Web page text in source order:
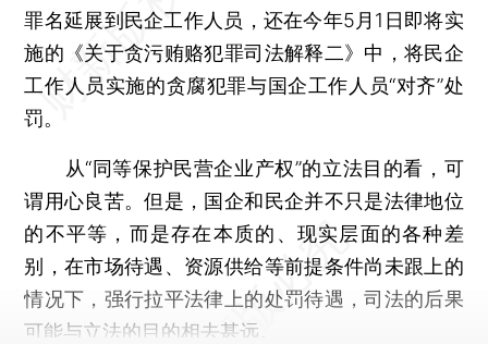
罪名延展到民企工作人员，还在今年5月1日即将实
施的《关于贪污贿赂犯罪司法解释二》中，将民企
工作人员实施的贪腐犯罪与国企工作人员“对齐”处
罚。
从“同等保护民营企业产权”的立法目的看，可
谓用心良苦。但是，国企和民企并不只是法律地位
的不平等，而是存在本质的、现实层面的各种差
别，在市场待遇、资源供给等前提条件尚未跟上的
情况下，强行拉平法律上的处罚待遇，司法的后果
可能与立法的目的相去甚远。